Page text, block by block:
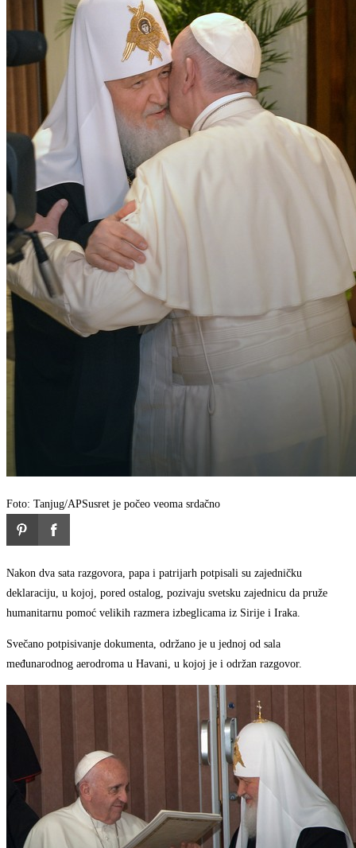
Foto: Tanjug/APSusret je počeo veoma srdačno
Nakon dva sata razgovora, papa i patrijarh potpisali su zajedničku
deklaraciju, u kojoj, pored ostalog, pozivaju svetsku zajednicu da pruže
humanitarnu pomoć velikih razmera izbeglicama iz Sirije i Iraka.
Svečano potpisivanje dokumenta, održano je u jednoj od sala
međunarodnog aerodroma u Havani, u kojoj je i održan razgovor.